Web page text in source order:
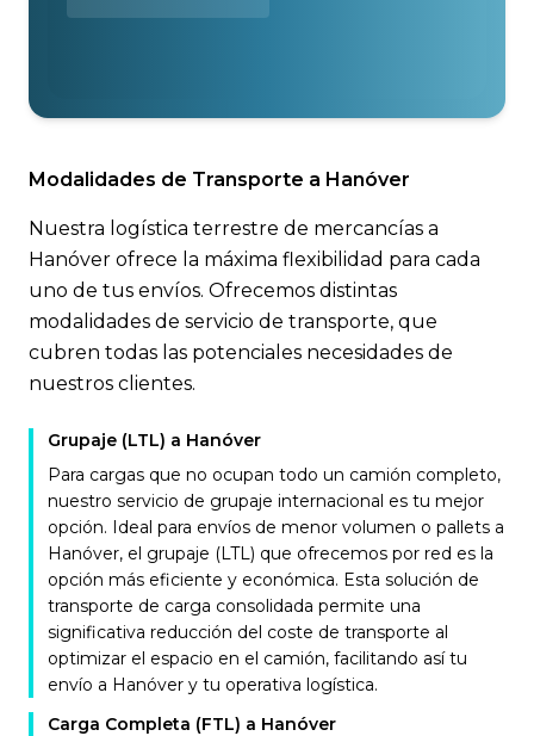
Modalidades de Transporte a Hanóver
Nuestra logística terrestre de mercancías a
Hanóver ofrece la máxima flexibilidad para cada
uno de tus envíos. Ofrecemos distintas
modalidades de servicio de transporte, que
cubren todas las potenciales necesidades de
nuestros clientes.
Grupaje (LTL) a Hanóver
Para cargas que no ocupan todo un camión completo,
nuestro servicio de grupaje internacional es tu mejor
opción. Ideal para envíos de menor volumen o pallets a
Hanóver, el grupaje (LTL) que ofrecemos por red es la
opción más eficiente y económica. Esta solución de
transporte de carga consolidada permite una
significativa reducción del coste de transporte al
optimizar el espacio en el camión, facilitando así tu
envío a Hanóver y tu operativa logística.
Carga Completa (FTL) a Hanóver